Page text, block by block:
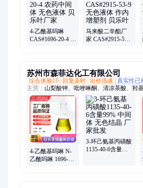
理液
4-乙酰基吗啉
CAS#1696-20-4 农
马来酸二辛酯厂
家 CAS#2915-53-9
苏州市森菲达化工有限公司
综合体验L0
回复及时 出价迅速 真实性已
主营： 山梨酸钾、吡唑啉酮、清凉茶酸、羟
叔丁基锂、基氨基锂、氯乙酰氯、三正丁基
胺、甲基苯基、山梨酸钙、双乙烯酮、氯羟
4-乙酰基吗啉 N-
乙酰吗啉 1696-20-
3-环己氨基丙磺酸
1135-40-6含量